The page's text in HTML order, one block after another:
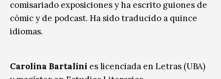
comisariado exposiciones y ha escrito guiones de
cómic y de podcast. Ha sido traducido a quince
idiomas.
Carolina Bartalini es licenciada en Letras (UBA)